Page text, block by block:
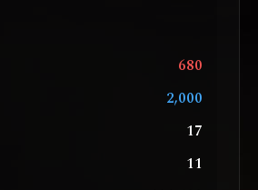
680
2,000
17
11